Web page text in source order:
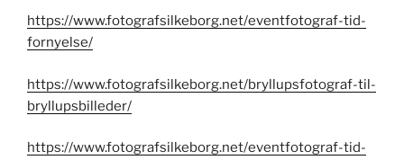
https://www.fotografsilkeborg.net/eventfotograf-tid-
fornyelse/
https://www.fotografsilkeborg.net/bryllupsfotograf-til-
bryllupsbilleder/
https://www.fotografsilkeborg.net/eventfotograf-tid-